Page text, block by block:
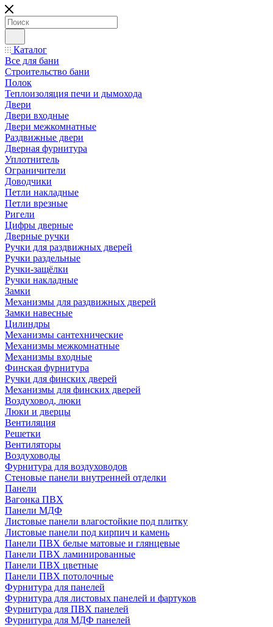
Каталог
Все для бани
Строительство бани
Полок
Теплоизоляция печи и дымохода
Двери
Двери входные
Двери межкомнатные
Раздвижные двери
Дверная фурнитура
Уплотнитель
Ограничители
Доводчики
Петли накладные
Петли врезные
Ригели
Цифры дверные
Дверные ручки
Ручки для раздвижных дверей
Ручки раздельные
Ручки-защёлки
Ручки накладные
Замки
Механизмы для раздвижных дверей
Замки навесные
Цилиндры
Механизмы сантехнические
Механизмы межкомнатные
Механизмы входные
Финская фурнитура
Ручки для финских дверей
Механизмы для финских дверей
Воздуховод, люки
Люки и дверцы
Вентиляция
Решетки
Вентиляторы
Воздуховоды
Фурнитура для воздуховодов
Стеновые панели внутренней отделки
Панели
Вагонка ПВХ
Панели МДФ
Листовые панели влагостойкие под плитку
Листовые панели под кирпич и камень
Панели ПВХ белые матовые и глянцевые
Панели ПВХ ламинированные
Панели ПВХ цветные
Панели ПВХ потолочные
Фурнитура для панелей
Фурнитура для листовых панелей и фартуков
Фурнитура для ПВХ панелей
Фурнитура для МДФ панелей